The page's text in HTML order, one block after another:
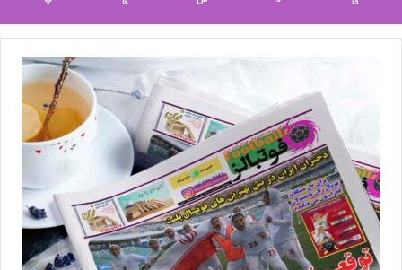
چهارشنبه 17 خرداد ماه
استرالیا- ویتنام- ساعت 19:00 به وقت محلی
در گروه B نیز تیم های چین، نپال، میانمار و چین تایپه به رقابت می
پردازند.
💻منبع:فدراسیون فوتبال ◾️عکس :فدراسیون فوتبال